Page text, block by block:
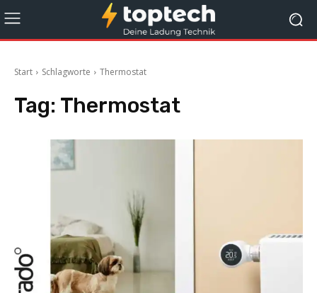
Start Schlagworte Thermostat
Tag: Thermostat